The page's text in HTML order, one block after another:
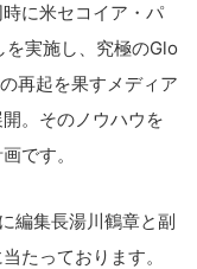
に米セコイア・パ
実施し、究極のGlo
再起を果すメディア
。そのノウハウを
です。
編集長湯川鶴章と副
たっております。